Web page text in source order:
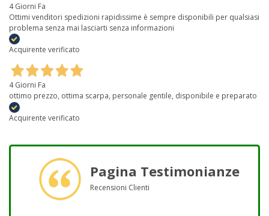
4 Giorni Fa
Ottimi venditori spedizioni rapidissime è sempre disponibili per qualsiasi
problema senza mai lasciarti senza informazioni
Acquirente verificato
4 Giorni Fa
ottimo prezzo, ottima scarpa, personale gentile, disponibile e preparato
Acquirente verificato
Pagina Testimonianze
Recensioni Clienti